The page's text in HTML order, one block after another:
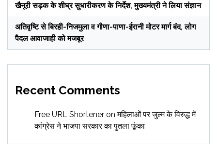
खैनूरी सड़क के शीघ्र सुधारीकरण के निर्देश, मुख्यमंत्री ने लिया संज्ञान
अतिवृष्टि से बिरही-निजमुला व गौणा-पाणा-ईरानी मोटर मार्ग बंद, लोग
पैदल आवाजाही को मजबूर
Recent Comments
Free URL Shortener onमहिलाओं पर जुल्म के विरुद्ध में
कांग्रेस ने भाजपा सरकार का पुतला फूंका